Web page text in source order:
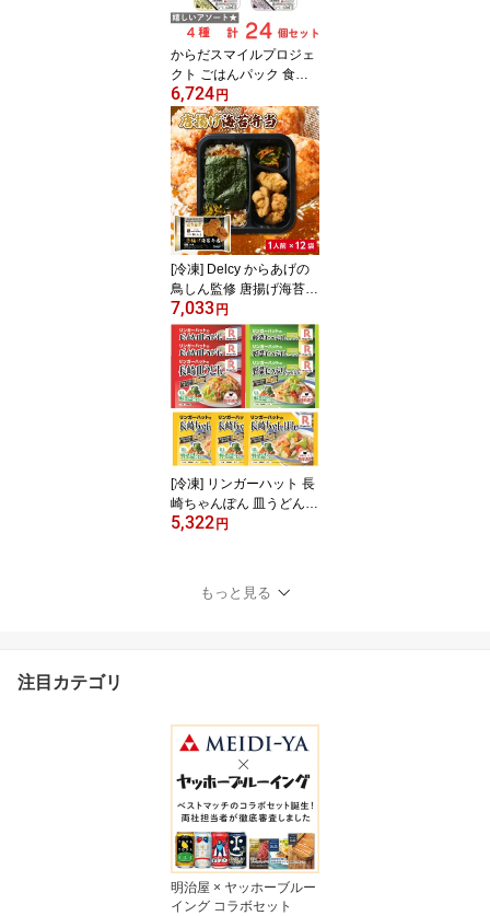
からだスマイルプロジェ
クト ごはんパック 食べ
比べ アソートセット 4種
24個
6,724 円
[冷凍] Delcy からあげの
鳥しん監修 唐揚げ海苔弁
当 269g×12袋
7,033 円
[冷凍] リンガーハット 長
崎ちゃんぽん 皿うどん
セット 9袋
5,322 円
もっと見る
注目カテゴリ
明治屋 × ヤッホーブルー
イング コラボセット